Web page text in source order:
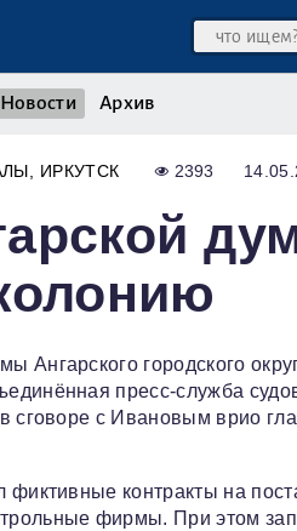
Новости Архив
ИРКУТСК 2393
городского
пресс‑служба
сговоре с Ивановым врио
контракты на
фирмы. При этом